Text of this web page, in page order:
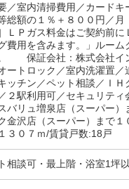
／室内清掃費用／カード
総額の１％＋８００円／
ＬＰガス料金はご契約前
費用を含みます。」ルー
保証会社：株式会社イン
ートロック／室内洗濯置
ッチン／ペット相談／Ｉ
２駅利用可／セキュリテ
バリュ増泉店（スーパー
金沢店（スーパー）まで１
３０７ｍ/賃貸戸数:18戸
相談可・最上階・浴室1坪